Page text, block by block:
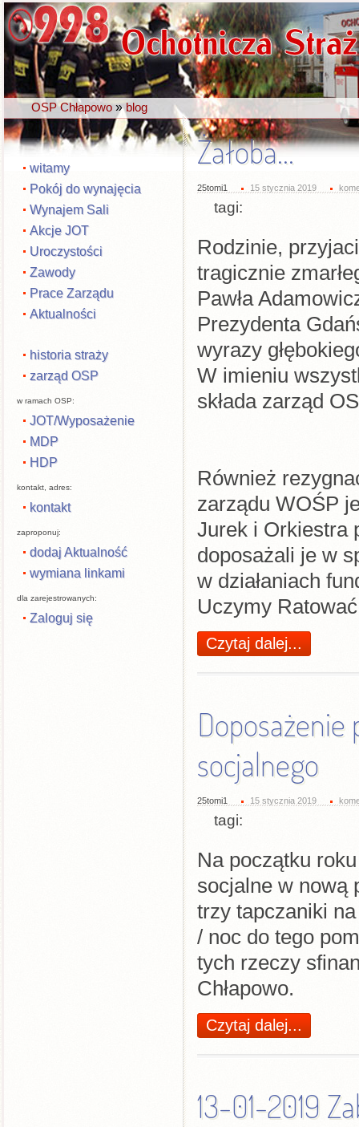
OSP Chłapowo » blog
witamy
Pokój do wynajęcia
Wynajem Sali
Akcje JOT
Uroczystości
Zawody
Prace Zarządu
Aktualności
historia straży
zarząd OSP
w ramach OSP:
JOT/Wyposażenie
MDP
HDP
kontakt, adres:
kontakt
zaproponuj:
dodaj Aktualność
wymiana linkami
dla zarejestrowanych:
Zaloguj się
Żałoba...
25tomi1 15 stycznia 2019
tagi:
Rodzinie,
tragicznie
Pawła
Prezydenta
wyrazy
W imieniu
składa zarząd
Również
zarządu WOŚP
Jurek i Orkiestra
doposażali je w
w działaniach
Uczymy
Czytaj dalej...
Doposażenie
socjalnego
25tomi1 15 stycznia 2019
tagi:
Na początku
socjalne w nową
trzy tapczaniki
/ noc do tego
tych rzeczy
Chłapowo.
Czytaj dalej...
13-01-2019